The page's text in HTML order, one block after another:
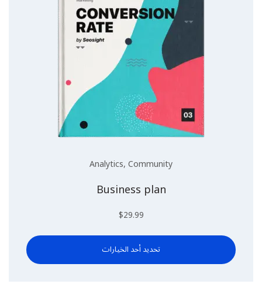
Analytics,Community
Business plan
$29.99
تحديد أحد الخيارات هناك
العديد